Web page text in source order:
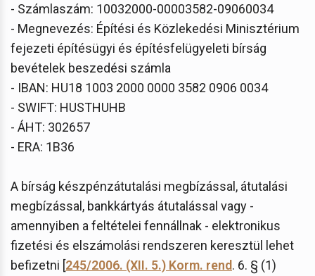
- Számlaszám: 10032000-00003582-09060034
- Megnevezés: Építési és Közlekedési Minisztérium
fejezeti építésügyi és építésfelügyeleti bírság
bevételek beszedési számla
- IBAN: HU18 1003 2000 0000 3582 0906 0034
- SWIFT: HUSTHUHB
- ÁHT: 302657
- ERA: 1B36
A bírság készpénzátutalási megbízással, átutalási
megbízással, bankkártyás átutalással vagy -
amennyiben a feltételei fennállnak - elektronikus
fizetési és elszámolási rendszeren keresztül lehet
befizetni [245/2006. (XII. 5.) Korm. rend. 6. § (1)